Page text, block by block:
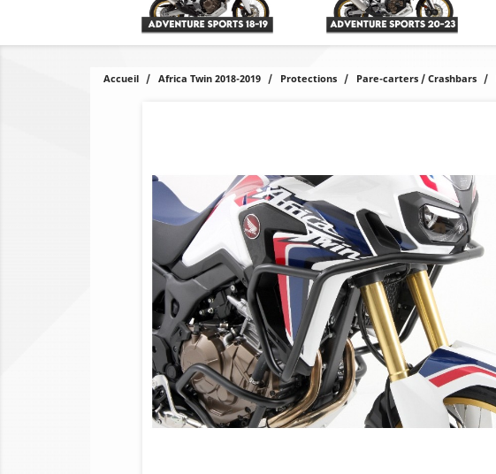
Accueil Africa Twin 2018-2019 Protections Pare-carters / Crashbars